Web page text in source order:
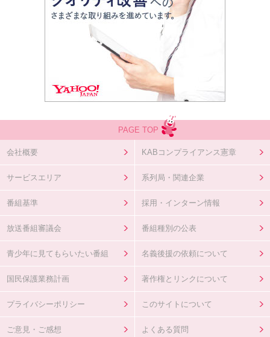
PAGE TOP
会社概要 KABコンプライアンス憲章
サービスエリア 系列局・関連企業
番組基準 採用・インターン情報
放送番組審議会 番組種別の公表
青少年に見てもらいたい番組 名義後援の依頼について
国民保護業務計画 著作権とリンクについて
プライバシーポリシー このサイトについて
ご意見・ご感想 よくある質問